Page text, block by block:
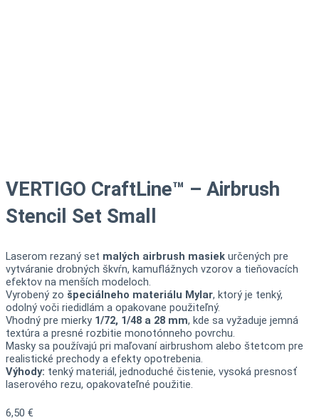
VERTIGO CraftLine™ – Airbrush
Stencil Set Small
Laserom rezaný set malých airbrush masiek určených pre
vytváranie drobných škvŕn, kamuflážnych vzorov a tieňovacích
efektov na menších modeloch.
Vyrobený zo špeciálneho materiálu Mylar, ktorý je tenký,
odolný voči riedidlám a opakovane použiteľný.
Vhodný pre mierky 1/72, 1/48 a 28 mm, kde sa vyžaduje jemná
textúra a presné rozbitie monotónneho povrchu.
Masky sa používajú pri maľovaní airbrushom alebo štetcom pre
realistické prechody a efekty opotrebenia.
Výhody: tenký materiál, jednoduché čistenie, vysoká presnosť
laserového rezu, opakovateľné použitie.
6,50 €